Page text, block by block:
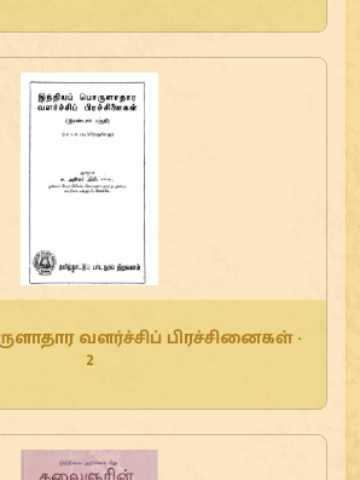
வளர்ச்சிப் பிரச்சினைகள் -
2